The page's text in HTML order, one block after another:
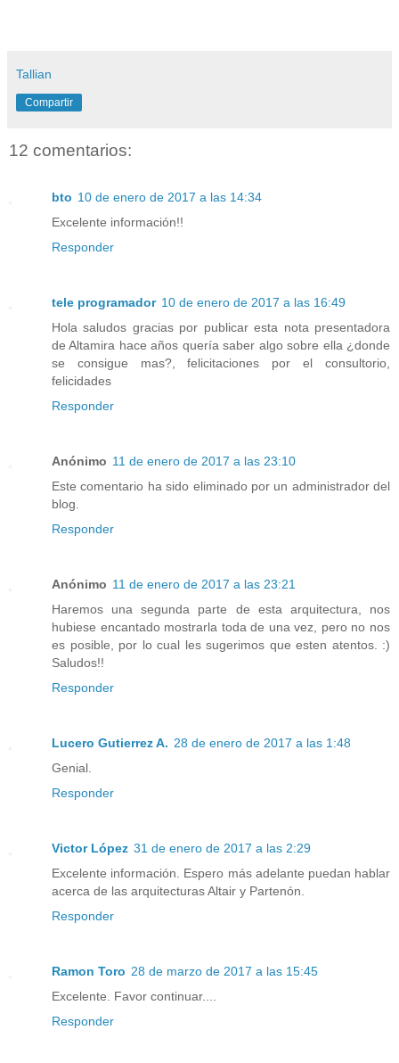
Tallian
Compartir
12 comentarios:
bto 10 de enero de 2017 a las 14:34
Excelente información!!
Responder
tele programador 10 de enero de 2017 a las 16:49
Hola saludos gracias por publicar esta nota presentadora
de Altamira hace años quería saber algo sobre ella ¿donde
se consigue mas?, felicitaciones por el consultorio,
felicidades
Responder
Anónimo 11 de enero de 2017 a las 23:10
Este comentario ha sido eliminado por un administrador del
blog.
Responder
Anónimo 11 de enero de 2017 a las 23:21
Haremos una segunda parte de esta arquitectura, nos
hubiese encantado mostrarla toda de una vez, pero no nos
es posible, por lo cual les sugerimos que esten atentos. :)
Saludos!!
Responder
Lucero Gutierrez A. 28 de enero de 2017 a las 1:48
Genial.
Responder
Victor López 31 de enero de 2017 a las 2:29
Excelente información. Espero más adelante puedan hablar
acerca de las arquitecturas Altair y Partenón.
Responder
Ramon Toro 28 de marzo de 2017 a las 15:45
Excelente. Favor continuar....
Responder